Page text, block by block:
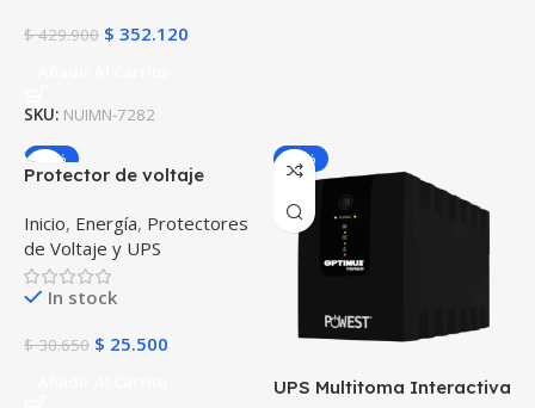
$429.900 $ 352.120
SKU: NUIMN-7282
-17%
Protector de voltaje
Multimatic contra
apagones y picos de
energía para todo
electrodoméstico 120V 10
Inicio, Energía, Protectores
de Voltaje y UPS
In stock
$30.650 $ 25.500
-18%
UPS Multitoma Interactiva